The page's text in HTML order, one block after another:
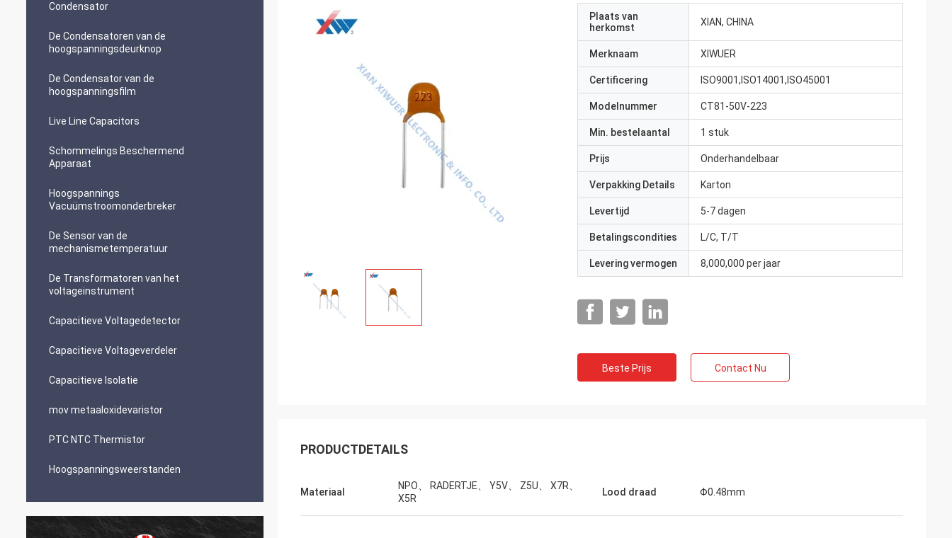
Condensator
De Condensatoren van de
hoogspanningsdeurknop
De Condensator van de
hoogspanningsfilm
Live Line Capacitors
Schommelings Beschermend
Apparaat
Hoogspannings
Vacuümstroomonderbreker
De Sensor van de
mechanismetemperatuur
De Transformatoren van het
voltageinstrument
Capacitieve Voltagedetector
Capacitieve Voltageverdeler
Capacitieve Isolatie
mov metaaloxidevaristor
PTC NTC Thermistor
Hoogspanningsweerstanden
Plaats van
herkomst
XIAN, CHINA
Merknaam XIWUER
Certificering ISO9001,ISO14001,ISO45001
Modelnummer CT81-50V-223
Min. bestelaantal 1 stuk
Prijs Onderhandelbaar
Verpakking Details Karton
Levertijd 5-7 dagen
Betalingscondities L/C, T/T
Levering vermogen 8,000,000 per jaar
Beste Prijs Contact Nu
PRODUCTDETAILS
Materiaal
NPO、 RADERTJE、 Y5V、 Z5U、 X7R、
X5R
Lood draad Φ0.48mm